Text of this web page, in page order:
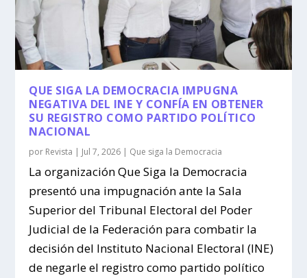
QUE SIGA LA DEMOCRACIA IMPUGNA
NEGATIVA DEL INE Y CONFÍA EN OBTENER
SU REGISTRO COMO PARTIDO POLÍTICO
NACIONAL
por Revista | Jul 7, 2026 | Que siga la Democracia
La organización Que Siga la Democracia
presentó una impugnación ante la Sala
Superior del Tribunal Electoral del Poder
Judicial de la Federación para combatir la
decisión del Instituto Nacional Electoral (INE)
de negarle el registro como partido político